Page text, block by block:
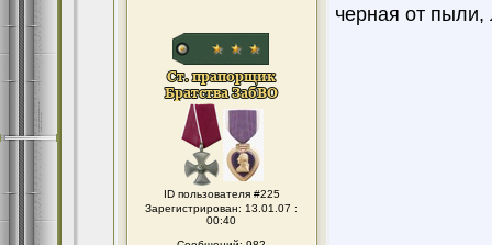
ID пользователя #225
Зарегистрирован: 13.01.07 :
00:40
черная от пыли,